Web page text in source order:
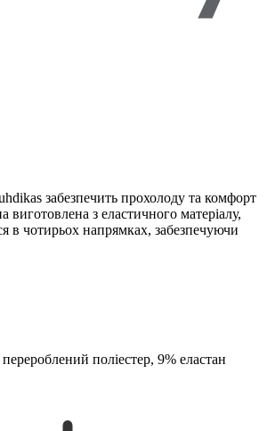
забезпечить прохолоду та комфорт
виготовлена з еластичного матеріалу,
в чотирьох напрямках, забезпечуючи
поліестер, 9% еластан